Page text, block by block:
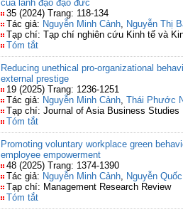
của lãnh đạo đạo đức
35 (2024) Trang: 118-134
Tác giả: Nguyễn Minh Cảnh, Nguyễn Thị
Tạp chí: Tạp chí nghiên cứu Kinh tế và
Tóm tắt
Reducing unethical pro-organizational
external prestige
19 (2025) Trang: 1236-1251
Tác giả: Nguyễn Minh Cảnh, Thái Phước
Tạp chí: Journal of Asia Business Studies
Tóm tắt
Promoting voluntary workplace green
employee empowerment
48 (2025) Trang: 1374-1390
Tác giả: Nguyễn Minh Cảnh, Nguyễn
Tạp chí: Management Research Review
Tóm tắt